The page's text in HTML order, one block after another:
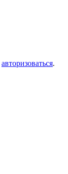
авторизоваться.